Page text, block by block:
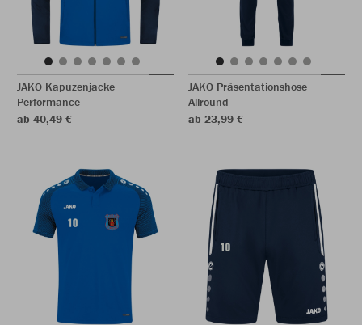
JAKO Kapuzenjacke
Performance
ab 40,49 €
JAKO Präsentationshose
Allround
ab 23,99 €